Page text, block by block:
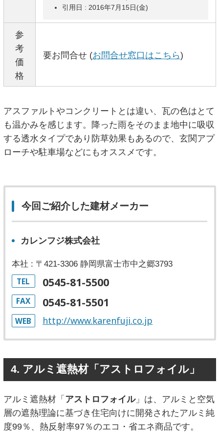
引用日 : 2016年7月15日(金)
参
考
価
格
要お問合せ (お問合せ窓口はこちら)
アスファルトやコンクリートとは違い、瓦の色はとて
も温かみを感じます。降った雨をそのまま地中に吸収
する透水タイプであり防草効果もあるので、玄関アプ
ローチや駐車場などにもオススメです。
今回ご紹介した建材メーカー
カレンフジ株式会社
本社 : 〒421-3306 静岡県富士市中之郷3793
TEL 0545-81-5500
FAX 0545-81-5501
WEB http://www.karenfuji.co.jp
4. アルミ遮熱材「アストロフォイル」
アルミ遮熱材「 アストロフォイル」は、アルミと空気
層の遮熱理論に基づき住宅向けに開発されたアルミ純
度99％、熱反射率97％のエコ・省エネ商品です。